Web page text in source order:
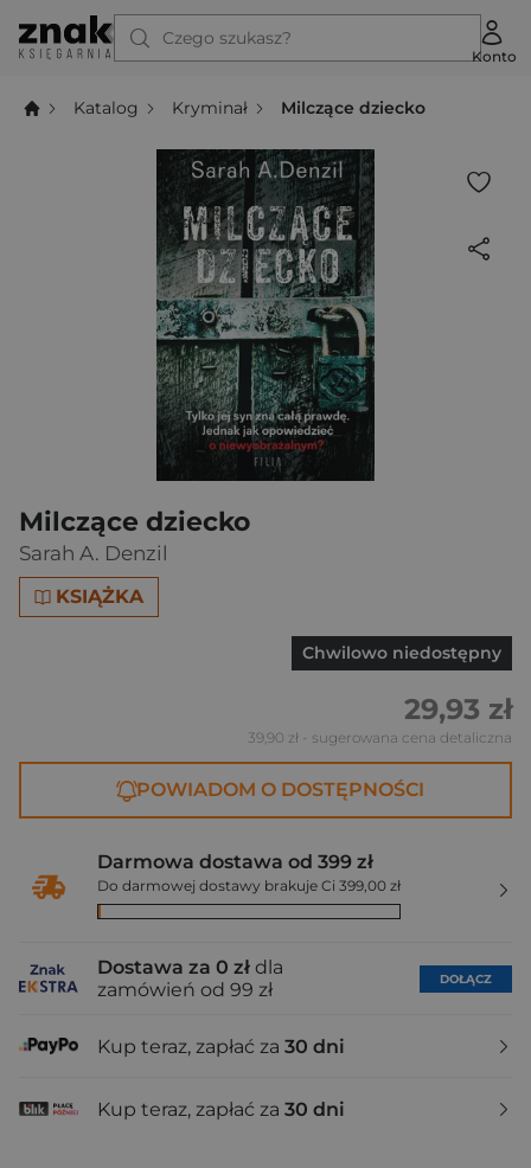
Czego szukasz?
Konto
Katalog Kryminał Milczące dziecko
Milczące dziecko
Sarah A. Denzil
KSIĄŻKA
Chwilowo niedostępny
29,93 zł
39,90 zł - sugerowana cena detaliczna
POWIADOM O DOSTĘPNOŚCI
Darmowa dostawa od 399 zł
Do darmowej dostawy brakuje Ci 399,00 zł
Dostawa za 0 zł dla
zamówień od 99 zł
DOŁĄCZ
Kup teraz, zapłać za 30 dni
Kup teraz, zapłać za 30 dni